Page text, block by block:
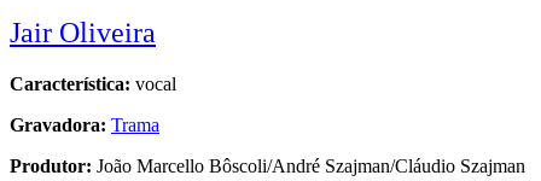
Jair Oliveira
Característica: vocal
Gravadora: Trama
Produtor: João Marcello Bôscoli/André Szajman/Cláudio Szajman